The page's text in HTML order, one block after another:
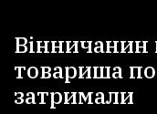
Вінничанин
товариша
затримали